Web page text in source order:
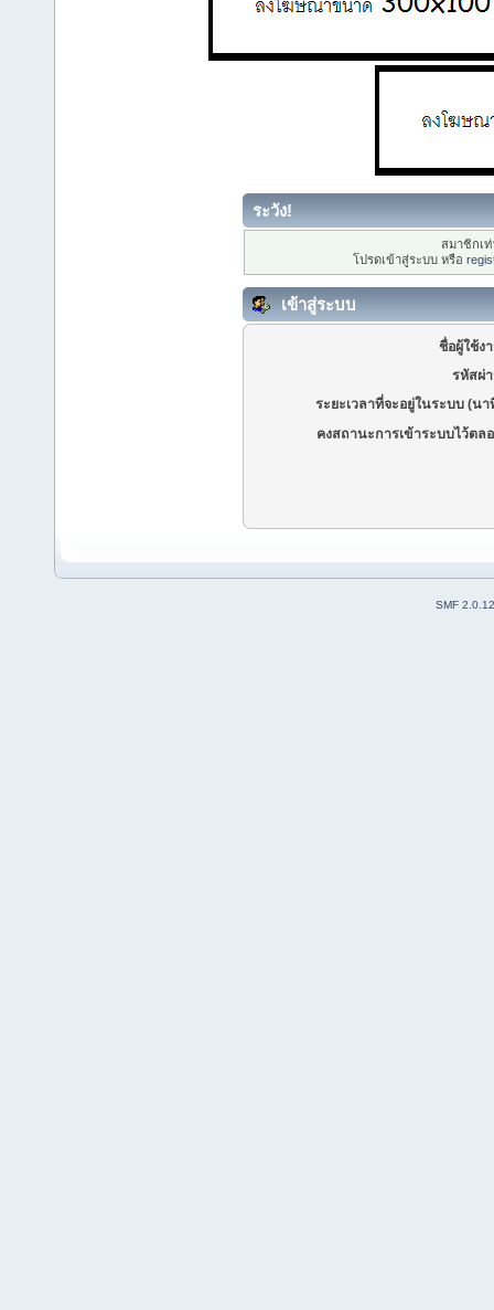
ระวัง!
สมาชิกเ
โปรดเข้าสู่ระบบ หรือ
เข้าสู่ระบบ
ชื่อผู้ใช้ง
รหัสผ่
ระยะเวลาที่จะอยู่ในระบบ (นา
คงสถานะการเข้าระบบไว้ตล
SMF 2.0.12